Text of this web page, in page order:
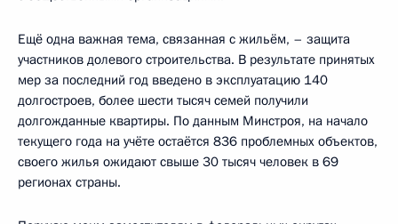
Ещё одна важная тема, связанная с жильём, – защита
участников долевого строительства. В результате принятых
мер за последний год введено в эксплуатацию 140
долгостроев, более шести тысяч семей получили
долгожданные квартиры. По данным Минстроя, на начало
текущего года на учёте остаётся 836 проблемных объектов,
своего жилья ожидают свыше 30 тысяч человек в 69
регионах страны.